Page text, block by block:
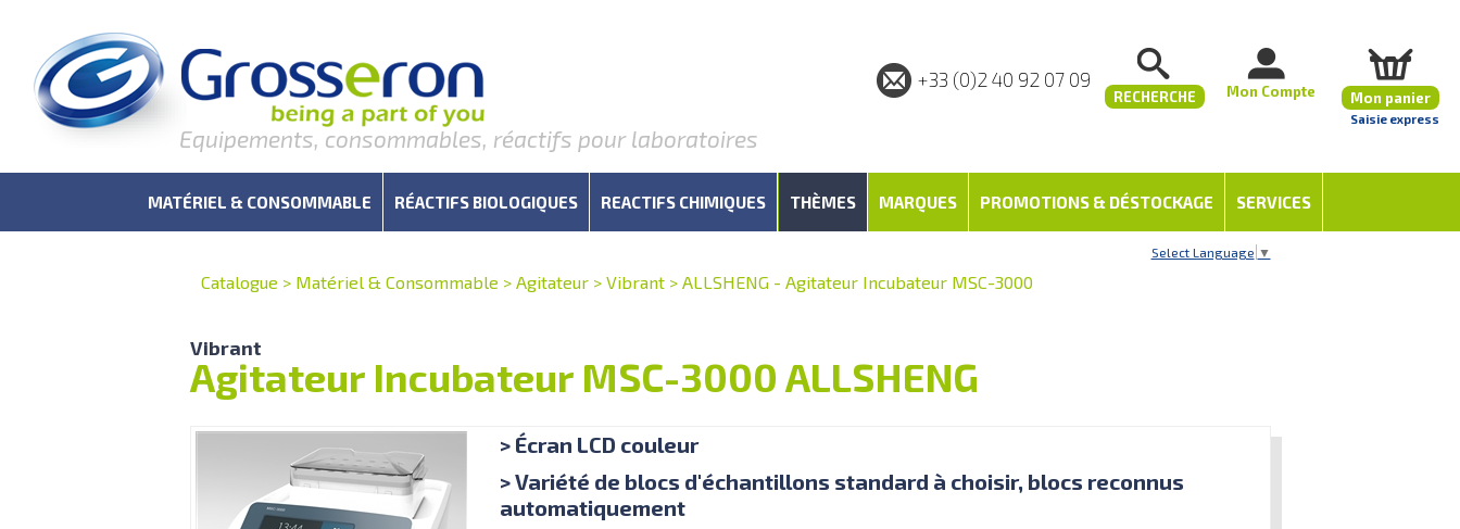
Equipements, consommables, réactifs pour laboratoires
+33 (0)2 40 92 07 09
RECHERCHE Mon Compte Mon panier
Saisie express
MATÉRIEL & CONSOMMABLE RÉACTIFS BIOLOGIQUES REACTIFS CHIMIQUES THÈMES MARQUES PROMOTIONS & DÉSTOCKAGE SERVICES
Select Language ▼
Catalogue > Matériel & Consommable > Agitateur> Vibrant> ALLSHENG - Agitateur Incubateur MSC-3000
Vibrant
Agitateur Incubateur MSC-3000 ALLSHENG
> Écran LCD couleur
> Variété de blocs d'échantillons standard à choisir, blocs reconnus
automatiquement